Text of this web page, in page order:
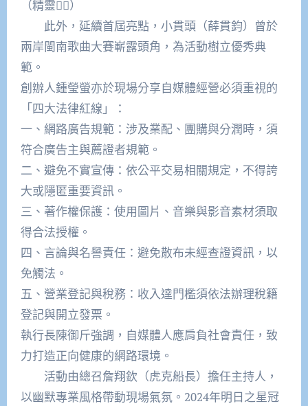
（精靈🧚‍♀️）
此外，延續首屆亮點，小貫頭（薛貫鈞）曾於
兩岸閩南歌曲大賽嶄露頭角，為活動樹立優秀典
範。
創辦人鍾瑩螢亦於現場分享自媒體經營必須重視的
「四大法律紅線」：
一、網路廣告規範：涉及業配、團購與分潤時，須
符合廣告主與薦證者規範。
二、避免不實宣傳：依公平交易相關規定，不得誇
大或隱匿重要資訊。
三、著作權保護：使用圖片、音樂與影音素材須取
得合法授權。
四、言論與名譽責任：避免散布未經查證資訊，以
免觸法。
五、營業登記與稅務：收入達門檻須依法辦理稅籍
登記與開立發票。
執行長陳御斤強調，自媒體人應肩負社會責任，致
力打造正向健康的網路環境。
活動由總召詹翔欽（虎克船長）擔任主持人，
以幽默專業風格帶動現場氣氛。2024年明日之星冠